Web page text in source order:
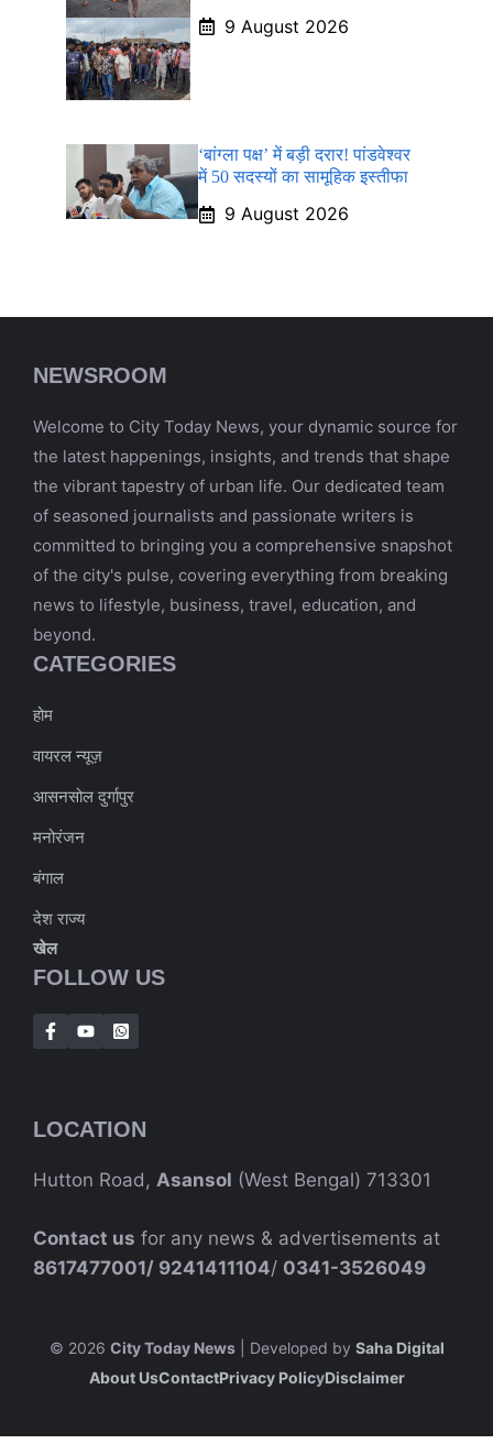
9 August 2026
‘बांग्ला पक्ष’ में बड़ी दरार! पांडवेश्वर
में 50 सदस्यों का सामूहिक इस्तीफा
9 August 2026
NEWSROOM
Welcome to City Today News, your dynamic source for
the latest happenings, insights, and trends that shape
the vibrant tapestry of urban life. Our dedicated team
of seasoned journalists and passionate writers is
committed to bringing you a comprehensive snapshot
of the city's pulse, covering everything from breaking
news to lifestyle, business, travel, education, and
beyond.
CATEGORIES
होम
वायरल न्यूज़
आसनसोल दुर्गापुर
मनोरंजन
बंगाल
देश राज्य
खेल
FOLLOW US
LOCATION
Hutton Road, Asansol (West Bengal) 713301
Contact us for any news & advertisements at
8617477001/ 9241411104/ 0341-3526049
© 2026 City Today News| Developed by Saha Digital
About UsContactPrivacy PolicYDisclaimer